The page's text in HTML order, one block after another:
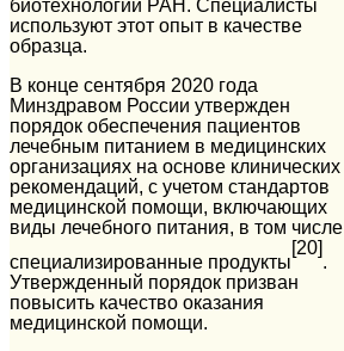
биотехнологий РАН. Специалисты
используют этот опыт в качестве
образца.
В конце сентября 2020 года
Минздравом России утвержден
порядок обеспечения пациентов
лечебным питанием в медицинских
организациях на основе клинических
рекомендаций, с учетом стандартов
медицинской помощи, включающих
виды лечебного питания, в том числе
специализированные продукты
[20]
.
Утвержденный порядок призван
повысить качество оказания
медицинской помощи.